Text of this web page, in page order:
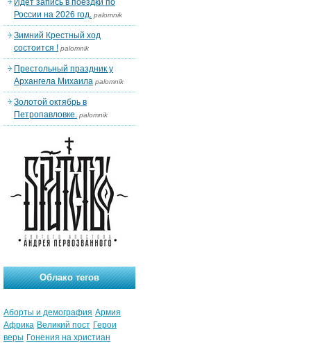
Идет запись в поездки по
России на 2026 год. palomnik
Зимний Крестный ход
состоится ! palomnik
Престольный праздник у
Архангела Михаила palomnik
Золотой октябрь в
Петропавловке. palomnik
Облако тегов
Аборты и демография Армия
Африка Великий пост Герои
веры Гонения на христиан